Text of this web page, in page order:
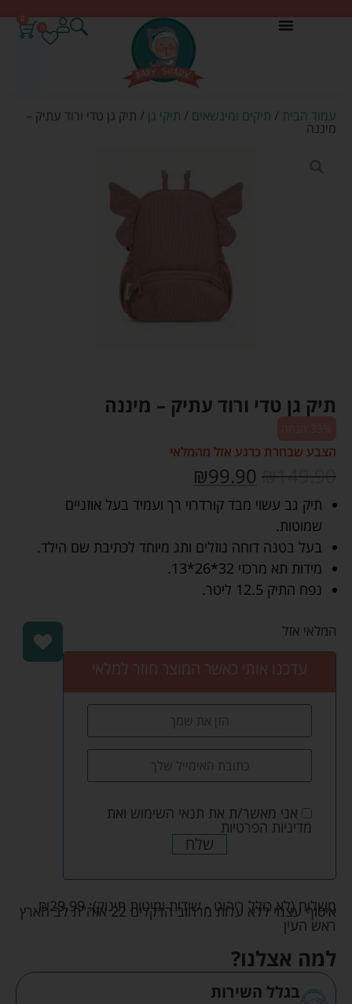
0
עמוד הבית / תיקים ומינשאים / תיקי גן / תיק גן טדי ורוד עתיק –
מיננה
תיק גן טדי ורוד עתיק – מיננה
הצבע שבחרת כרגע אזל מהמלאי
₪149.90
₪99.90
תיק גב עשוי מבד קורדרוי רך ועמיד בעל אוזניים
שמוטות.
בעל בטנה דוחה נוזלים ותג מיוחד לכתיבת שם הילד.
מידות תא מרכזי 32*26*13.
נפח התיק 12.5 ליטר.
המלאי אזל
עדכנו אותי כאשר המוצר חוזר למלאי
אני מאשר/ת את תנאי השימוש ואת
מדיניות הפרטיות
שלח
משלוח (לא כולל ריהוט - שידות ומיטות תינוק): ₪29.99
איסוף עצמי ללא עלות מרחוב הדקלים 22 אזה"ת לב הארץ
ראש העין
למה אצלנו?
בגלל השירות